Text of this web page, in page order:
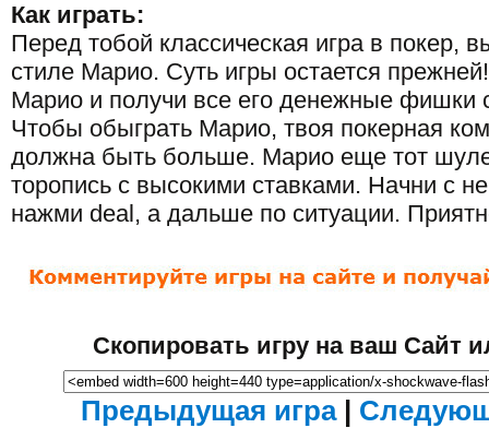
Как играть:
Перед тобой классическая игра в покер,
стиле Марио. Суть игры остается
Марио и получи все его денежные фишки
Чтобы обыграть Марио, твоя покерная
должна быть больше. Марио еще тот
торопись с высокими ставками. Начни с
нажми deal, а дальше по ситуации.
Скопировать игру на ваш Сайт
Предыдущая игра|